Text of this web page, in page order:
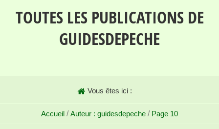
TOUTES LES PUBLICATIONS DE
GUIDESDEPECHE
Vous êtes ici :
Accueil / Auteur : guidesdepeche / Page 10